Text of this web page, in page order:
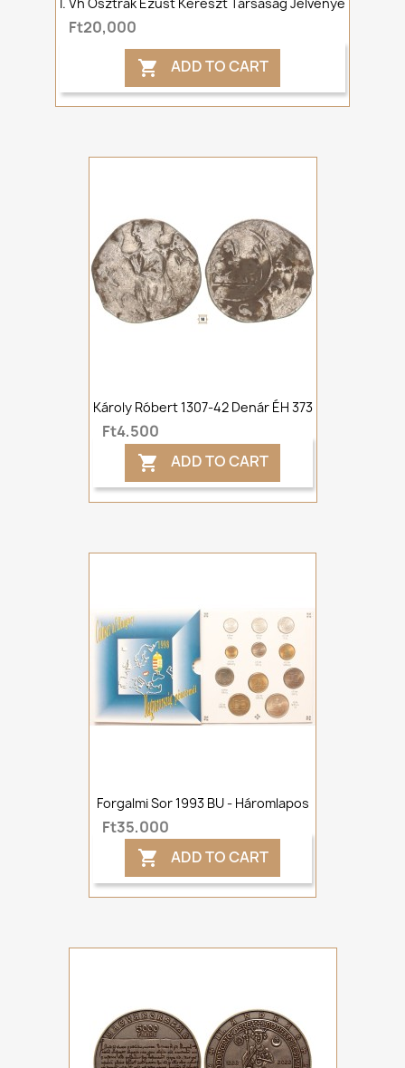
Ft20,000
 ADD TO CART
Károly Róbert 1307-42 Denár ÉH 373
Ft4,500
 ADD TO CART
Forgalmi Sor 1993 BU - Háromlapos
Ft35,000
 ADD TO CART